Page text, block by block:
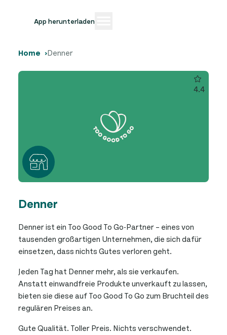
App herunterladen
Home Denner
4.4
Denner
Denner ist ein Too Good To Go-Partner – eines von
tausenden großartigen Unternehmen, die sich dafür
einsetzen, dass nichts Gutes verloren geht.
Jeden Tag hat Denner mehr, als sie verkaufen.
Anstatt einwandfreie Produkte unverkauft zu lassen,
bieten sie diese auf Too Good To Go zum Bruchteil des
regulären Preises an.
Gute Qualität. Toller Preis. Nichts verschwendet.